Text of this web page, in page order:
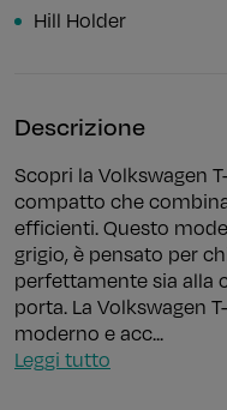
Hill Holder
Descrizione
Scopri la Volkswagen
compatto che
efficienti. Questo
grigio, è pensato per
perfettamente sia alla
porta. La Volkswagen
moderno e acc...
Leggi tutto